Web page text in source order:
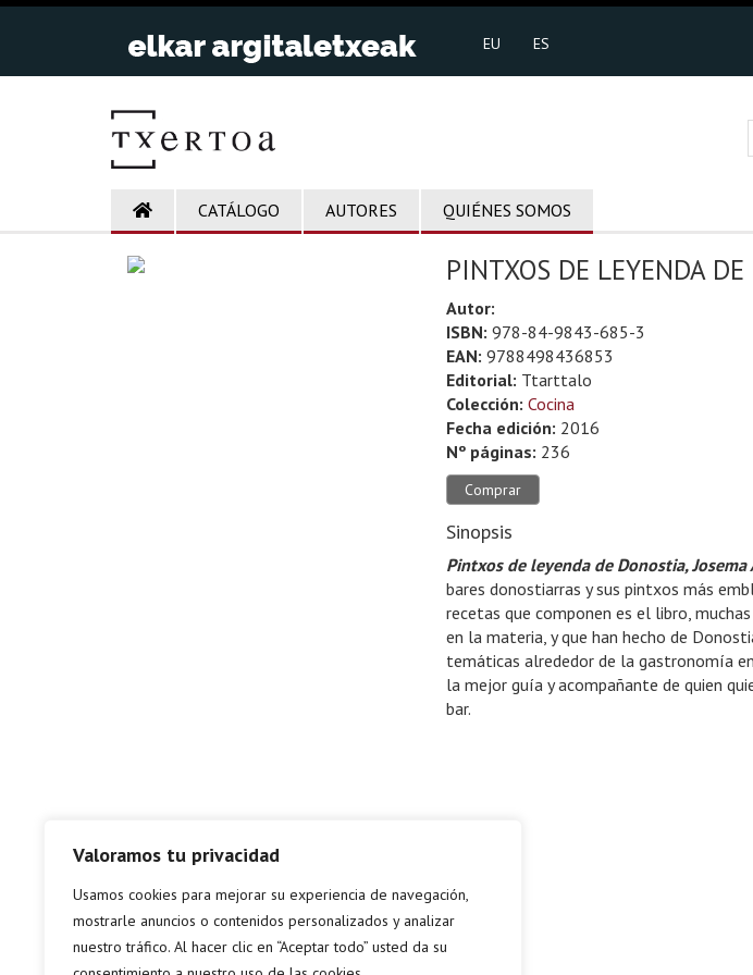
Valoramos tu privacidad
Usamos cookies para mejorar su experiencia de navegación,
mostrarle anuncios o contenidos personalizados y analizar
nuestro tráfico. Al hacer clic en “Aceptar todo” usted da su
EU ES
CATÁLOGO AUTORES QUIÉNES SOMOS
PINTXOS DE LEYENDA
Autor:
ISBN: 978-84-9843-685-3
EAN: 9788498436853
Editorial: Ttarttalo
Colección: Cocina
Fecha edición: 2016
Nº páginas: 236
Comprar
Sinopsis
Pintxos de leyenda de Donostia,
bares donostiarras y sus pintxos más
recetas que componen es el libro,
en la materia, y que han hecho de
temáticas alrededor de la gastronomía
la mejor guía y acompañante de quien
bar.